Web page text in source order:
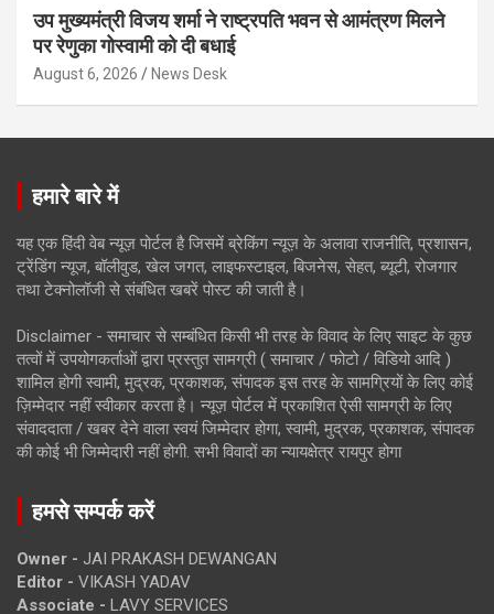
उप मुख्यमंत्री विजय शर्मा ने राष्ट्रपति भवन से आमंत्रण मिलने
पर रेणुका गोस्वामी को दी बधाई
August 6, 2026 News Desk
हमारे बारे में
यह एक हिंदी वेब न्यूज़ पोर्टल है जिसमें ब्रेकिंग न्यूज़ के अलावा राजनीति, प्रशासन,
ट्रेंडिंग न्यूज, बॉलीवुड, खेल जगत, लाइफस्टाइल, बिजनेस, सेहत, ब्यूटी, रोजगार
तथा टेक्नोलॉजी से संबंधित खबरें पोस्ट की जाती है।
Disclaimer - समाचार से सम्बंधित किसी भी तरह के विवाद के लिए साइट के कुछ
तत्वों में उपयोगकर्ताओं द्वारा प्रस्तुत सामग्री ( समाचार / फोटो / विडियो आदि )
शामिल होगी स्वामी, मुद्रक, प्रकाशक, संपादक इस तरह के सामग्रियों के लिए कोई
ज़िम्मेदार नहीं स्वीकार करता है। न्यूज़ पोर्टल में प्रकाशित ऐसी सामग्री के लिए
संवाददाता / खबर देने वाला स्वयं जिम्मेदार होगा, स्वामी, मुद्रक, प्रकाशक, संपादक
की कोई भी जिम्मेदारी नहीं होगी. सभी विवादों का न्यायक्षेत्र रायपुर होगा
हमसे सम्पर्क करें
Owner - JAI PRAKASH DEWANGAN
Editor - VIKASH YADAV
Associate - LAVY SERVICES